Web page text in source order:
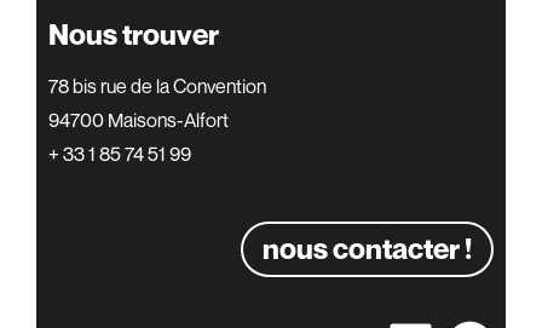
Nous trouver
78 bis rue de la Convention
94700 Maisons-Alfort
+ 33 1 85 74 51 99
nous contacter !